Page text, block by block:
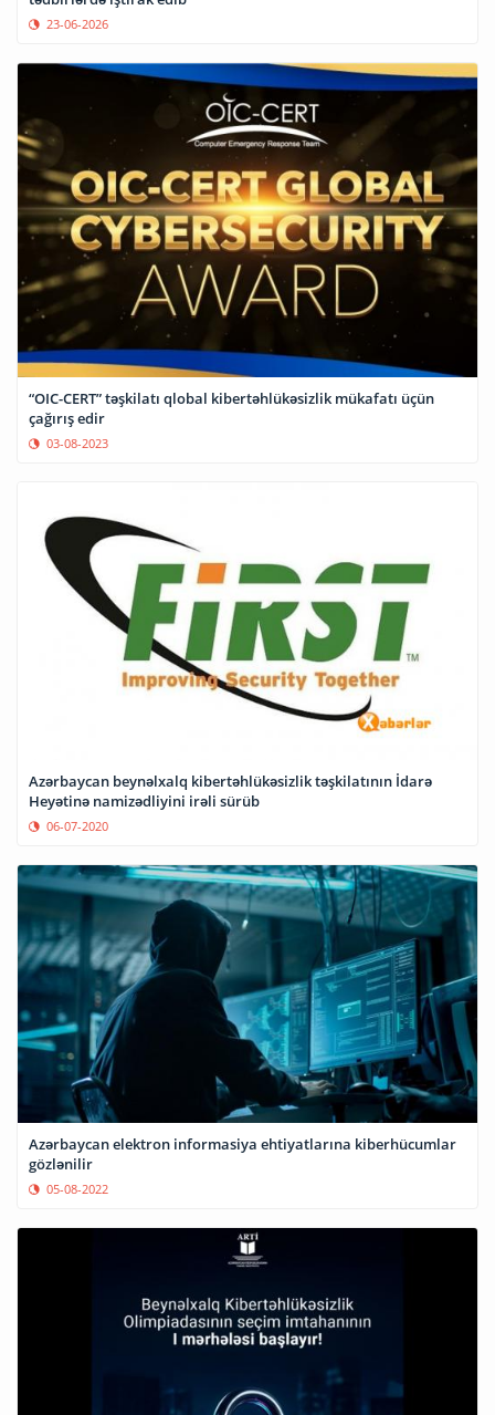
23-06-2026
“OIC-CERT” təşkilatı qlobal kibertəhlükəsizlik mükafatı üçün
çağırış edir
03-08-2023
Azərbaycan beynəlxalq kibertəhlükəsizlik təşkilatının İdarə
Heyətinə namizədliyini irəli sürüb
06-07-2020
Azərbaycan elektron informasiya ehtiyatlarına kiberhücumlar
gözlənilir
05-08-2022